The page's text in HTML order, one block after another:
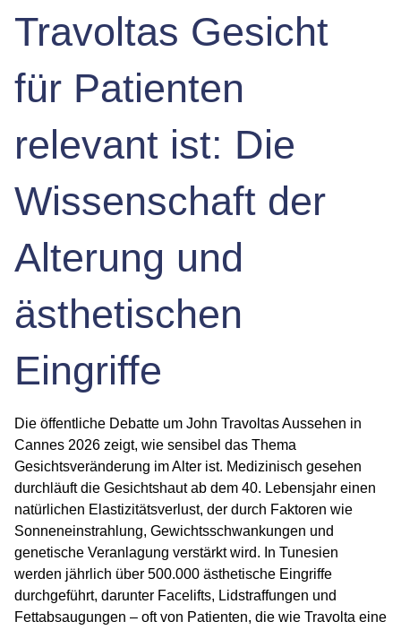
Travoltas Gesicht
für Patienten
relevant ist: Die
Wissenschaft der
Alterung und
ästhetischen
Eingriffe
Die öffentliche Debatte um John Travoltas Aussehen in
Cannes 2026 zeigt, wie sensibel das Thema
Gesichtsveränderung im Alter ist. Medizinisch gesehen
durchläuft die Gesichtshaut ab dem 40. Lebensjahr einen
natürlichen Elastizitätsverlust, der durch Faktoren wie
Sonneneinstrahlung, Gewichtsschwankungen und
genetische Veranlagung verstärkt wird. In Tunesien
werden jährlich über 500.000 ästhetische Eingriffe
durchgeführt, darunter Facelifts, Lidstraffungen und
Fettabsaugungen – oft von Patienten, die wie Travolta eine